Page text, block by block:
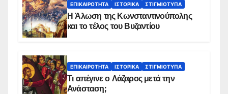
ΕΠΙΚΑΙΡΌΤΗΤΑ ΙΣΤΟΡΙΚΆ ΣΤΙΓΜΙΌΤΥΠΑ
Η Άλωση της Κωνσταντινούπολης
και το τέλος του Βυζαντίου
ΕΠΙΚΑΙΡΌΤΗΤΑ ΙΣΤΟΡΙΚΆ ΣΤΙΓΜΙΌΤΥΠΑ
Τι απέγινε ο Λάζαρος μετά την
Ανάσταση;